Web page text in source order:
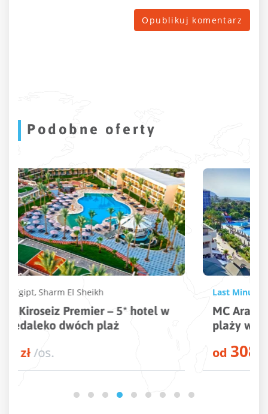
Podobne oferty
Last Minute Turcja,
MC Arancia Resort – 5* hotel tuż przy
plaży w kurorcie Alanya
od3082